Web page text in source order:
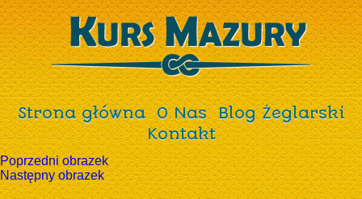
Strona główna O Nas
Blog Żeglarski
Kontakt
Poprzedni obrazek
Następny obrazek